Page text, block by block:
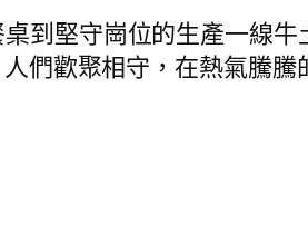
到堅守崗位的生產一線牛
們歡聚相守，在熱氣騰騰